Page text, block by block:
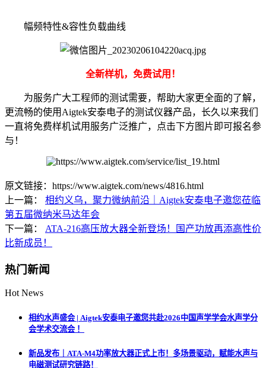
幅频特性&容性负载曲线
全新样机，免费试用！
为服务广大工程师的测试需要，帮助大家更全面的了解，
更流畅的使用Aigtek安泰电子的测试仪器产品，长久以来我们
一直将免费样机试用服务广泛推广，点击下方图片即可报名参
与！
原文链接：https://www.aigtek.com/news/4816.html
上一篇： 相约义乌，聚力微纳前沿｜Aigtek安泰电子邀您莅临
第五届微纳米马达年会
下一篇： ATA-216高压放大器全新登场！国产功放再添高性价
比新成员！
热门新闻
Hot News
相约水声盛会 | Aigtek安泰电子邀您共赴2026中国声学学会水声学分
会学术交流会 ！
新品发布｜ATA-M4功率放大器正式上市！多场景驱动，赋能水声与
电磁测试研究链路！